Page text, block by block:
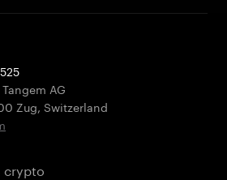
AG
Zug, Switzerland
crypto